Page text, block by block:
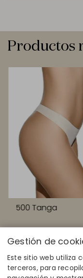
Productos
500 Tanga
Gestión de
Este sitio web utiliza
terceros, para